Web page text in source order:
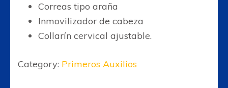
Correas tipo araña
Inmovilizador de cabeza
Collarín cervical ajustable.
Category: Primeros Auxilios